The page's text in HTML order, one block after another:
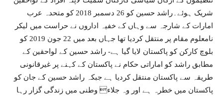
شریک ہوئے۔راشد حسین کو 26 دسمبر 2018 کو متحدہ عرب
امارات کے شارجہ سے وہاں کے خفیہ اداروں نے حراست میں لیکر
نامعلوم مقام پر منتقل کردیا تھا جہاں بعد میں 22 جون 2019 کو
بلوچ کارکن کو پاکستان لایا گیا ہے- راشد حسین کے لواحقین کے
مطابق راشد کو اماراتی حکام نے پاکستان کے کہنے پر غیرقانونی
طریقہ سے پاکستان منتقل کردیا ہے جبکہ راشد حسین کے جان کو
پاکستان میں خطرہ ہے اور وہ جلاء وطنی میں زندگی گزار رہا